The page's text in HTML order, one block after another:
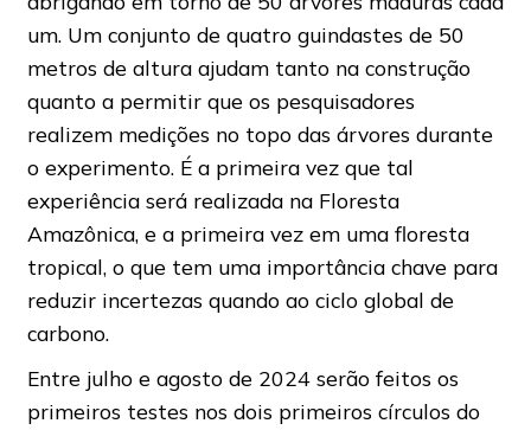
um. Um conjunto de quatro guindastes de 50
metros de altura ajudam tanto na construção
quanto a permitir que os pesquisadores
realizem medições no topo das árvores durante
o experimento. É a primeira vez que tal
experiência será realizada na Floresta
Amazônica, e a primeira vez em uma floresta
tropical, o que tem uma importância chave para
reduzir incertezas quando ao ciclo global de
carbono.
Entre julho e agosto de 2024 serão feitos os
primeiros testes nos dois primeiros círculos do